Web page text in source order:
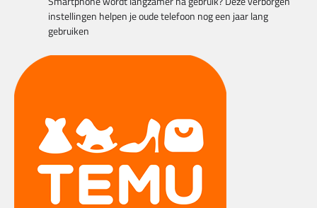
instellingen helpen je oude telefoon nog een jaar lang
gebruiken